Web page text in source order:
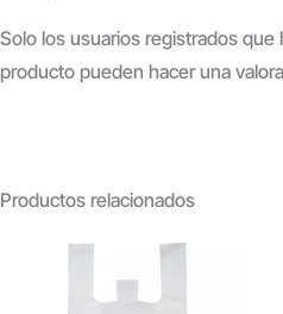
Solo los usuarios registrados
producto pueden hacer una
Productos relacionados